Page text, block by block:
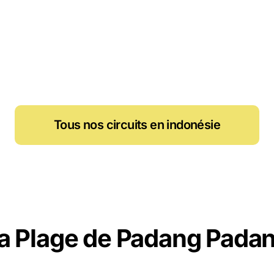
Tous nos circuits en indonésie
Plage de Padang